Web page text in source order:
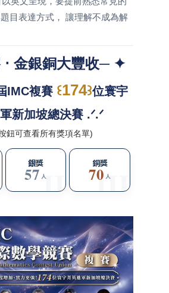
目表達方式， 讓理解不成為解
金銀銅大豐收─ ✦
IMC複賽 ꒰174꒱位寰宇
新加坡總決賽 .ᐟ.ᐟ
鈕可查看所有獎項名單)
銀獎
57 人
銅獎
70 人